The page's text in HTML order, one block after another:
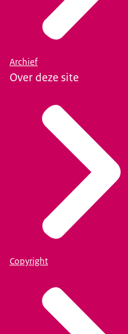
Archief
Over deze site
Copyright